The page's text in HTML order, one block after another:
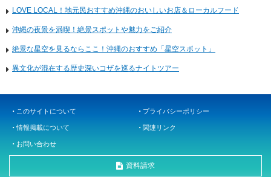
LOVE LOCAL！地元民おすすめ沖縄のおいしいお店＆ローカルフード
沖縄の夜景を満喫！絶景スポットや魅力をご紹介
絶景な星空を見るならここ！沖縄のおすすめ「星空スポット」
異文化が混在する歴史深いコザを巡るナイトツアー
このサイトについて プライバシーポリシー
情報掲載について 関連リンク
お問い合わせ
資料請求